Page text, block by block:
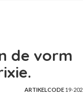
de vorm
ARTIKELCODE19-202